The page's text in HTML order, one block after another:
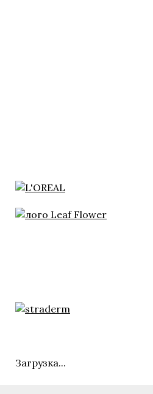
Загрузка...